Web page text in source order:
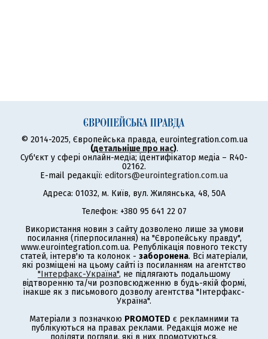
© 2014-2025, Європейська правда, eurointegration.com.ua
(детальніше про нас).
Суб'єкт у сфері онлайн-медіа; ідентифікатор медіа – R40-
02162.
E-mail редакції: editors@eurointegration.com.ua
Адреса: 01032, м. Київ, вул. Жилянська, 48, 50А
Телефон: +380 95 641 22 07
Використання новин з сайту дозволено лише за умови
посилання (гіперпосилання) на "Європейську правду",
www.eurointegration.com.ua. Републікація повного тексту
статей, інтерв'ю та колонок - заборонена. Всі матеріали,
які розміщені на цьому сайті із посиланням на агентство
"Інтерфакс-Україна", не підлягають подальшому
відтворенню та/чи розповсюдженню в будь-якій формі,
інакше як з письмового дозволу агентства "Інтерфакс-
Україна".
Матеріали з позначкою PROMOTED є рекламними та
публікуються на правах реклами. Редакція може не
поділяти погляди, які в них промотуються.